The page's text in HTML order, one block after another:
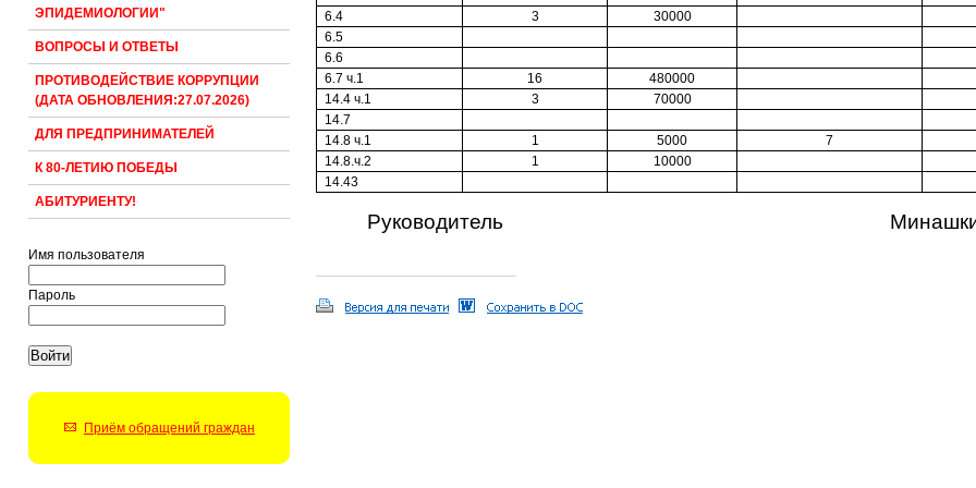
ЭПИДЕМИОЛОГИИ"
ВОПРОСЫ И ОТВЕТЫ
ПРОТИВОДЕЙСТВИЕ КОРРУПЦИИ
(ДАТА ОБНОВЛЕНИЯ:27.07.2026)
ДЛЯ ПРЕДПРИНИМАТЕЛЕЙ
К 80-ЛЕТИЮ ПОБЕДЫ
АБИТУРИЕНТУ!
Имя пользователя
Пароль
Приём обращений граждан
6.4
3 30000
6.5
6.6
6.7 ч.1
16
480000
14.4 ч.1
3
70000
14.7
14.8 ч.1
1 5000
7
14.8.ч.2
1
10000
14.43
Руководитель Минашкин